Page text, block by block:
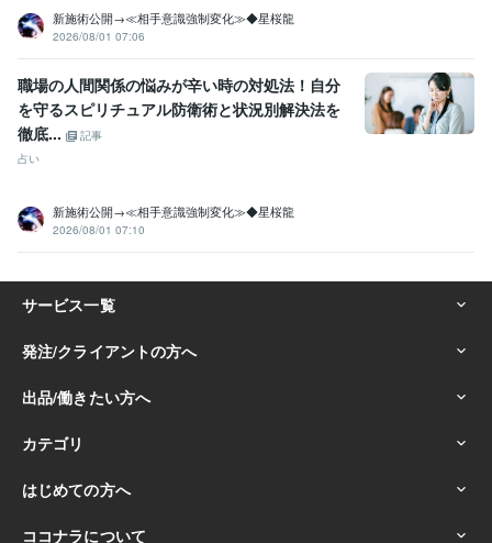
新施術公開→≪相手意識強制変化≫◆星桜龍
2026/08/01 07:06
職場の人間関係の悩みが辛い時の対処法！自分
を守るスピリチュアル防衛術と状況別解決法を
徹底...
記事
占い
新施術公開→≪相手意識強制変化≫◆星桜龍
2026/08/01 07:10